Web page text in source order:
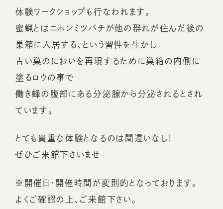
体験ワークショップも行なわれます。
蜜蝋とはニホンミツバチが他の群れが住んだ後の
巣箱に入居する、という習性を生かし
古い巣のにおいを再現するために巣箱の内側に
塗るロウの事で
働き蜂の腹部にある分泌腺から分泌されるとされ
ています。
とても貴重な体験となるのは間違いなし！
ぜひご来館下さいませ
※開催日・開催時間が変則的となっております。
よくご確認の上、ご来館下さい。